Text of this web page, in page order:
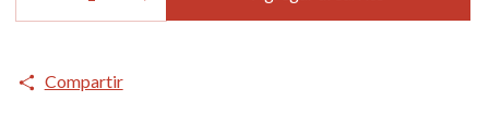
Compartir